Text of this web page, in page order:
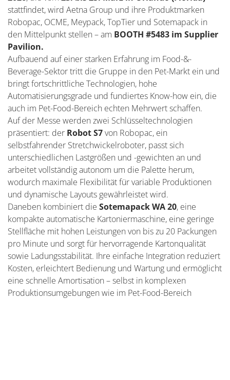
stattfindet, wird Aetna Group und ihre Produktmarken
Robopac, OCME, Meypack, TopTier und Sotemapack in
den Mittelpunkt stellen – am BOOTH #5483 im Supplier
Pavilion.
Aufbauend auf einer starken Erfahrung im Food-&-
Beverage-Sektor tritt die Gruppe in den Pet-Markt ein und
bringt fortschrittliche Technologien, hohe
Automatisierungsgrade und fundiertes Know-how ein, die
auch im Pet-Food-Bereich echten Mehrwert schaffen.
Auf der Messe werden zwei Schlüsseltechnologien
präsentiert: der Robot S7von Robopac, ein
selbstfahrender Stretchwickelroboter, passt sich
unterschiedlichen Lastgrößen und -gewichten an und
arbeitet vollständig autonom um die Palette herum,
wodurch maximale Flexibilität für variable Produktionen
und dynamische Layouts gewährleistet wird.
Daneben kombiniert die Sotemapack WA 20, eine
kompakte automatische Kartoniermaschine, eine geringe
Stellfläche mit hohen Leistungen von bis zu 20 Packungen
pro Minute und sorgt für hervorragende Kartonqualität
sowie Ladungsstabilität. Ihre einfache Integration reduziert
Kosten, erleichtert Bedienung und Wartung und ermöglicht
eine schnelle Amortisation – selbst in komplexen
Produktionsumgebungen wie im Pet-Food-Bereich